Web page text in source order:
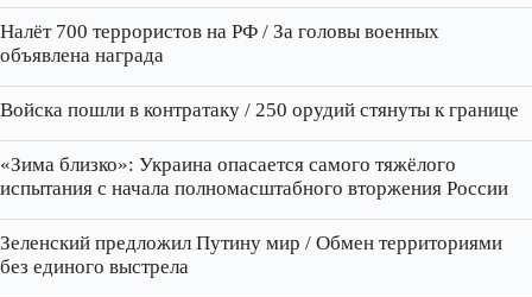
Налёт 700 террористов на РФ / За головы военных
объявлена награда
Войска пошли в контратаку / 250 орудий стянуты к границе
«Зима близко»: Украина опасается самого тяжёлого
испытания с начала полномасштабного вторжения России
Зеленский предложил Путину мир / Обмен территориями
без единого выстрела